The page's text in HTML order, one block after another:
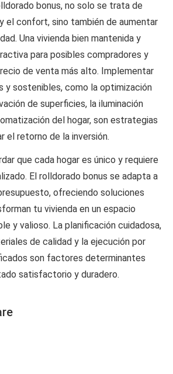
bonus, no solo se trata de
el confort, sino también de aumentar
Una vivienda bien mantenida y
para posibles compradores y
de venta más alto. Implementar
y sostenibles, como la optimización
de superficies, la iluminación
del hogar, son estrategias
el retorno de la inversión.
que cada hogar es único y requiere
El rolldorado bonus se adapta a
ofreciendo soluciones
tu vivienda en un espacio
y valioso. La planificación cuidadosa,
de calidad y la ejecución por
son factores determinantes
satisfactorio y duradero.